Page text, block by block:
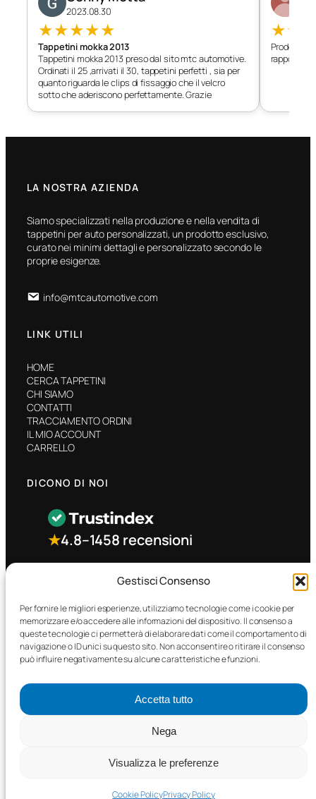
Gestisci Consenso
Per fornire le migliori esperienze, utilizziamo tecnologie come i cookie per
memorizzare e/o accedere alle informazioni del dispositivo. Il consenso a
queste tecnologie ci permetterà di elaborare dati come il comportamento di
navigazione o ID unici su questo sito. Non acconsentire o ritirare il consenso
può influire negativamente su alcune caratteristiche e funzioni.
Accetta tutto
Nega
Visualizza le preferenze
Cookie PolicyPrivacy Policy
2023.08.30
★★★★★
Tappetini mokka 2013
Tappetini mokka 2013 preso dal sito mtc automotive.
Ordinati il 25 ,arrivati il 30, tappetini perfetti , sia per
quanto riguarda le clips di fissaggio che il velcro
sotto che aderiscono perfettamente. Grazie
★★
Prodotto
rapporto
LA NOSTRA AZIENDA
Siamo specializzati nella produzione e nella vendita di
tappetini per auto personalizzati, un prodotto esclusivo,
curato nei minimi dettagli e personalizzato secondo le
proprie esigenze.
info@mtcautomotive.com
LINK UTILI
HOME
CERCA TAPPETINI
CHI SIAMO
CONTATTI
TRACCIAMENTO ORDINI
IL MIO ACCOUNT
CARRELLO
DICONO DI NOI
★4.8–1458 recensioni
CONTATTO RAPIDO
Facebook
©2025 MTC Automotive s.r.l. . Tutti i diritti riservati. – P.I.